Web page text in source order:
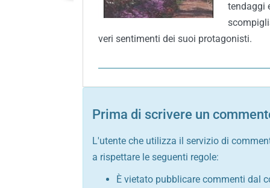
tendaggi
veri sentimenti dei suoi protagonisti.
Prima di scrivere un
L'utente che utilizza il servizio di
a rispettare le seguenti regole:
È vietato pubblicare commenti dal